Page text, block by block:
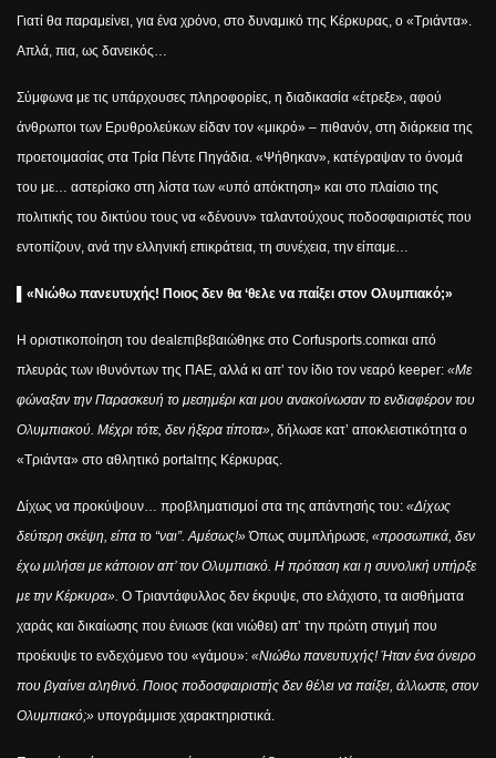
Γιατί θα παραμείνει, για ένα χρόνο, στο δυναμικό της Κέρκυρας, ο «Τριάντα».
Απλά, πια, ως δανεικός…
Σύμφωνα με τις υπάρχουσες πληροφορίες, η διαδικασία «έτρεξε», αφού
άνθρωποι των Ερυθρολεύκων είδαν τον «μικρό» – πιθανόν, στη διάρκεια της
προετοιμασίας στα Τρία Πέντε Πηγάδια. «Ψήθηκαν», κατέγραψαν το όνομά
του με… αστερίσκο στη λίστα των «υπό απόκτηση» και στο πλαίσιο της
πολιτικής του δικτύου τους να «δένουν» ταλαντούχους ποδοσφαιριστές που
εντοπίζουν, ανά την ελληνική επικράτεια, τη συνέχεια, την είπαμε…
«Νιώθω πανευτυχής! Ποιος δεν θα ‘θελε να παίξει στον Ολυμπιακό;»
Η οριστικοποίηση του dealεπιβεβαιώθηκε στο Corfusports comκαι από
πλευράς των ιθυνόντων της ΠΑΕ, αλλά κι απ’ τον ίδιο τον νεαρό keeper: «Με
φώναξαν την Παρασκευή το μεσημέρι και μου ανακοίνωσαν το ενδιαφέρον του
Ολυμπιακού. Μέχρι τότε, δεν ήξερα τίποτα» , δήλωσε κατ’ αποκλειστικότητα ο
«Tριάντα» στο αθλητικό portalτης Κέρκυρας.
Δίχως να προκύψουν… προβληματισμοί στα της απάντησής του: «Δίχως
δεύτερη σκέψη, είπα το “ναι”. Αμέσως!»Όπως συμπλήρωσε, «προσωπικά, δεν
έχω μιλήσει με κάποιον απ’ τον Ολυμπιακό. Η πρόταση και η συνολική υπήρξε
με την Κέρκυρα». Ο Τριαντάφυλλος δεν έκρυψε, στο ελάχιστο, τα αισθήματα
χαράς και δικαίωσης που ένιωσε (και νιώθει) απ’ την πρώτη στιγμή που
προέκυψε το ενδεχόμενο του «γάμου»: «Νιώθω πανευτυχής! Ήταν ένα όνειρο
που βγαίνει αληθινό. Ποιος ποδοσφαιριστής δεν θέλει να παίξει, άλλωστε, στον
Ολυμπιακό;» υπογράμμισε χαρακτηριστικά.